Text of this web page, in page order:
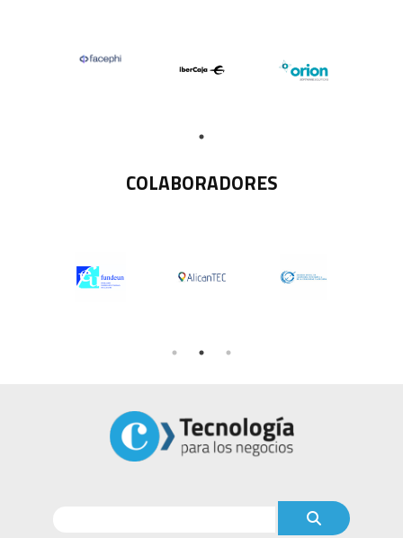
COLABORADORES